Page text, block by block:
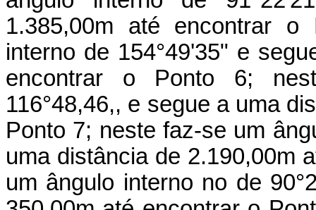
1.385,00m até encontrar
interno de 154°49'35" e
encontrar o Ponto 6;
116°48,46,, e segue a uma
Ponto 7; neste faz-se um
uma distância de 2.190,00m
um ângulo interno no de